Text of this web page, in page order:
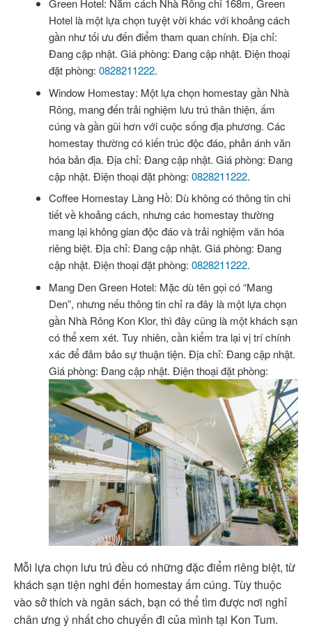
Green Hotel: Nằm cách Nhà Rông chỉ 168m, Green
Hotel là một lựa chọn tuyệt vời khác với khoảng cách
gần như tối ưu đến điểm tham quan chính. Địa chỉ:
Đang cập nhật. Giá phòng: Đang cập nhật. Điện thoại
đặt phòng: 0828211222.
Window Homestay: Một lựa chọn homestay gần Nhà
Rông, mang đến trải nghiệm lưu trú thân thiện, ấm
cúng và gần gũi hơn với cuộc sống địa phương. Các
homestay thường có kiến trúc độc đáo, phản ánh văn
hóa bản địa. Địa chỉ: Đang cập nhật. Giá phòng: Đang
cập nhật. Điện thoại đặt phòng: 0828211222.
Coffee Homestay Làng Hồ: Dù không có thông tin chi
tiết về khoảng cách, nhưng các homestay thường
mang lại không gian độc đáo và trải nghiệm văn hóa
riêng biệt. Địa chỉ: Đang cập nhật. Giá phòng: Đang
cập nhật. Điện thoại đặt phòng: 0828211222.
Mang Den Green Hotel: Mặc dù tên gọi có “Mang
Den”, nhưng nếu thông tin chỉ ra đây là một lựa chọn
gần Nhà Rông Kon Klor, thì đây cũng là một khách sạn
có thể xem xét. Tuy nhiên, cần kiểm tra lại vị trí chính
xác để đảm bảo sự thuận tiện. Địa chỉ: Đang cập nhật.
Giá phòng: Đang cập nhật. Điện thoại đặt phòng:
Mỗi lựa chọn lưu trú đều có những đặc điểm riêng biệt, từ
khách sạn tiện nghi đến homestay ấm cúng. Tùy thuộc
vào sở thích và ngân sách, bạn có thể tìm được nơi nghỉ
chân ưng ý nhất cho chuyến đi của mình tại Kon Tum.